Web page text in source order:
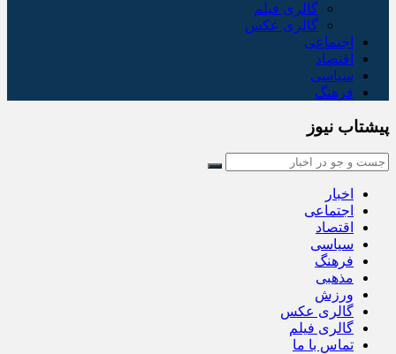
گالری فیلم
گالری عکس
اجتماعی
اقتصاد
سیاسی
فرهنگ
پیشتاب نیوز
اخبار
اجتماعی
اقتصاد
سیاسی
فرهنگ
مذهبی
ورزش
گالری عکس
گالری فیلم
تماس با ما